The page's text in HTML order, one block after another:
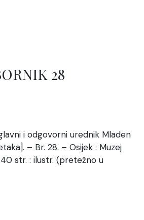
28
i odgovorni urednik Mladen
– Br. 28. – Osijek : Muzej
str. : ilustr. (pretežno u